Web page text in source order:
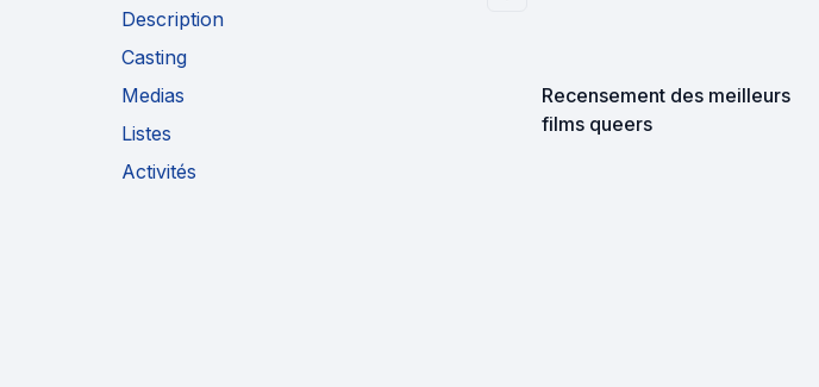
Description
Casting
Medias
Listes
Activités
Recensement des meilleurs
films queers